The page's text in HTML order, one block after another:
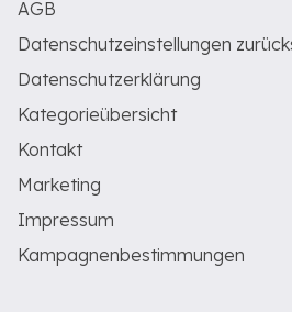
AGB
Datenschutzeinstellungen
Datenschutzerklärung
Kategorieübersicht
Kontakt
Marketing
Impressum
Kampagnenbestimmungen